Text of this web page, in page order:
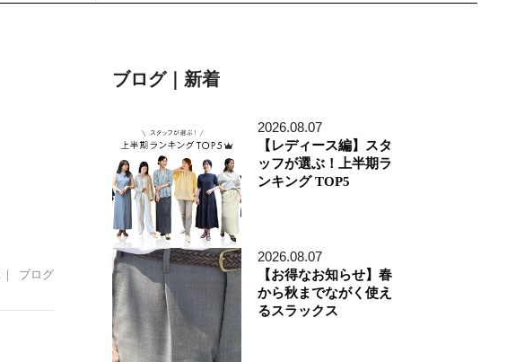
横浜店
ラゾーナ川崎プラザ店
東京都
丸の内丸ビル店
MEN'S アキバ・トリム店
MEN'S 東京ミッドタウン八重洲店
銀座店
アトレ品川店
MEN'S 新宿店
自由が丘MAST店
二子玉川店
MEN'S 渋谷マークシティ店
アトレ恵比寿店
池袋ショッピングパーク店
その他の都道府県
｜ ブログ
ブログ｜新着
2026.08.07
【レディース編】スタ
ッフが選ぶ！上半期ラ
ンキング TOP5
2026.08.07
【お得なお知らせ】春
から秋までながく使え
るスラックス